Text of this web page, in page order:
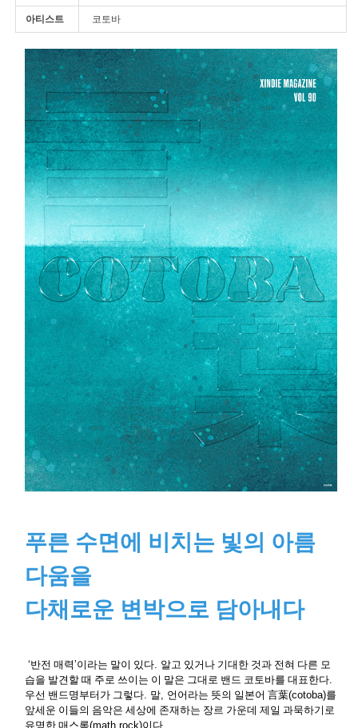
아티스트
코토바
푸른 수면에 비치는 빛의 아름
다움을
다채로운 변박으로 담아내다
‘반전 매력’이라는 말이 있다 알고 있거나 기대한 것과 전혀 다른 모
습을 발견할 때 주로 쓰이는 이 말은 그대로 밴드 코토바를 대표한다
우선 밴드명부터가 그렇다 말 언어라는 뜻의 일본어言葉(cotoba)를
앞세운 이들의 음악은 세상에 존재하는 장르 가운데 제일 과묵하기로
유명한 매스록(math rock)이다
K-Indie Chart
금주의 공연